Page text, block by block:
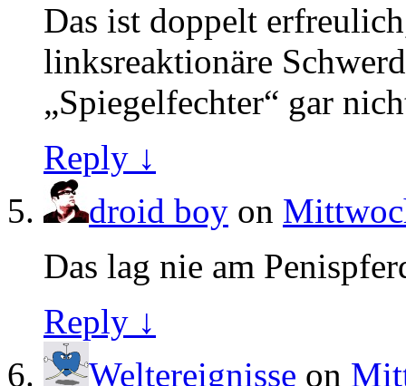
Das ist doppelt
linksreaktionäre
„Spiegelfechter“ gar
Reply ↓
droid boy on
Das lag nie am
Reply ↓
Weltereignisse on